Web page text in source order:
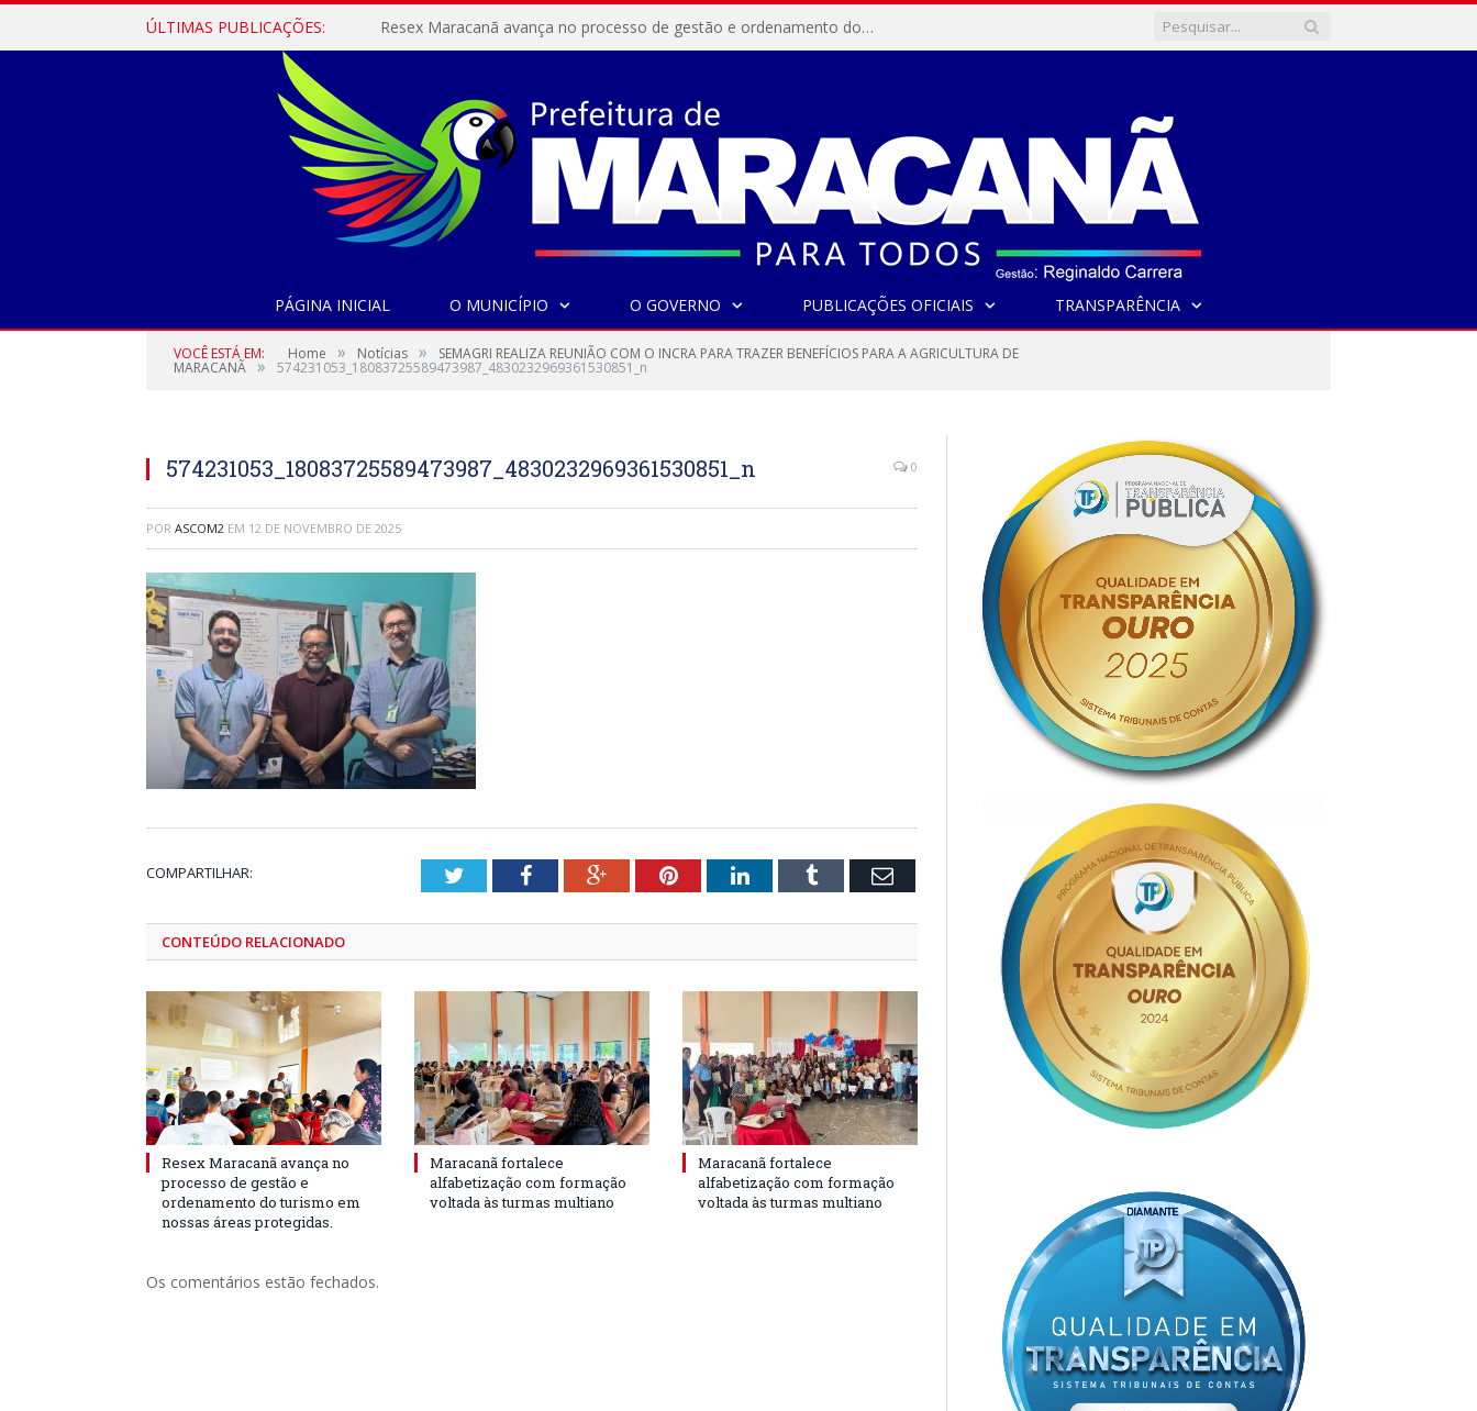
ÚLTIMAS PUBLICAÇÕES: Resex Maracanã avança no processo de gestão e ordenamento do turismo em nossas áreas protegidas.
PÁGINA INICIAL O MUNICÍPIO O GOVERNO PUBLICAÇÕES OFICIAIS TRANSPARÊNCIA
VOCÊ ESTÁ EM: Home » Notícias » SEMAGRI REALIZA REUNIÃO COM O INCRA PARA TRAZER BENEFÍCIOS PARA A AGRICULTURA DE
MARACANÃ » 574231053_18083725589473987_4830232969361530851_n
574231053_18083725589473987_4830232969361530851_n 0
POR ASCOM2 EM 12 DE NOVEMBRO DE 2025
COMPARTILHAR: TwitterFacebookGoogle+PinterestLinkedInTumblr Email
CONTEÚDO RELACIONADO
Resex Maracanã avança no
processo de gestão e
ordenamento do turismo em
nossas áreas protegidas.
Maracanã fortalece
alfabetização com formação
voltada às turmas multiano
Maracanã fortalece
alfabetização com formação
voltada às turmas multiano
Os comentários estão fechados.